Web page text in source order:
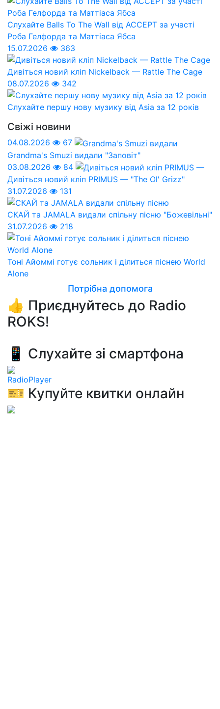
Слухайте Balls To The Wall від ACCEPT за участі
Роба Гелфорда та Маттіаса Ябса
15.07.2026
363
Дивіться новий кліп Nickelback — Rattle The Cage
08.07.2026
342
Слухайте першу нову музику від Asia за 12 років
Свіжі новини
04.08.2026
67
Grandma's Smuzi видали "Заповіт"
03.08.2026
84
Дивіться новий кліп PRIMUS — "The Ol' Grizz"
31.07.2026
131
СКАЙ та JAMALA видали спільну пісню "Божевільні"
31.07.2026
218
Тоні Айоммі готує сольник і ділиться піснею World
Alone
Потрібна допомога
👍 Приєднуйтесь до Radio
ROKS!
📱 Слухайте зі смартфона
RadioPlayer
🎫 Купуйте квитки онлайн